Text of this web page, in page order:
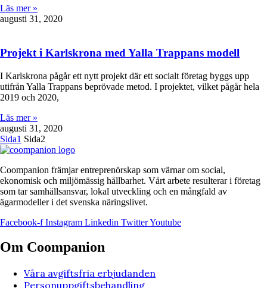
Läs mer »
augusti 31, 2020
Projekt i Karlskrona med Yalla Trappans modell
I Karlskrona pågår ett nytt projekt där ett socialt företag byggs upp
utifrån Yalla Trappans beprövade metod. I projektet, vilket pågår hela
2019 och 2020,
Läs mer »
augusti 31, 2020
Sida1 Sida2
Coompanion främjar entreprenörskap som värnar om social,
ekonomisk och miljömässig hållbarhet. Vårt arbete resulterar i företag
som tar samhällsansvar, lokal utveckling och en mångfald av
ägarmodeller i det svenska näringslivet.
Facebook-f Instagram Linkedin TwitterYoutube
Om Coompanion
Våra avgiftsfria erbjudanden
Personuppgiftsbehandling